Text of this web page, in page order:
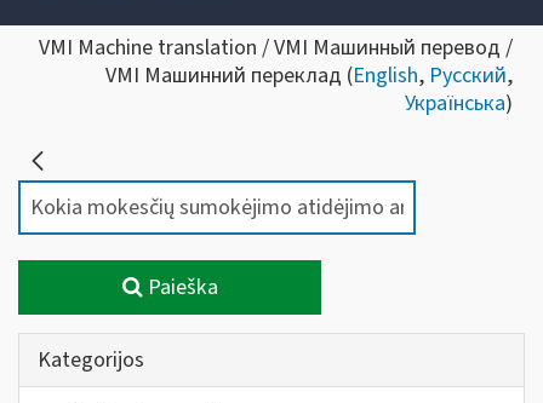
VMI Machine translation / VMI Машинный перевод /
VMI Машинний переклад (English, Русский,
Українська)
Paieška
Kategorijos